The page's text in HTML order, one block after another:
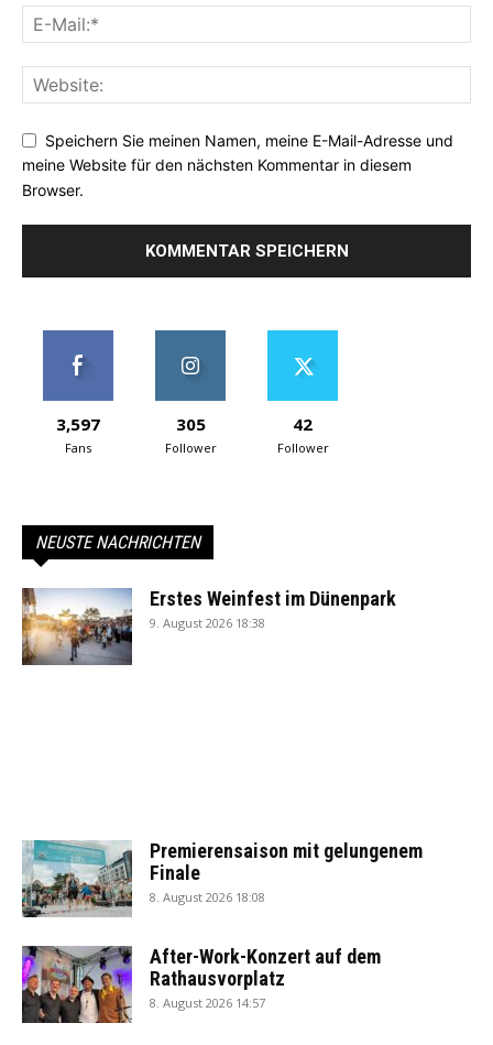
Speichern Sie meinen Namen, meine E-Mail-Adresse und
meine Website für den nächsten Kommentar in diesem
Browser.
3,597
Fans
305
Follower
42
Follower
NEUSTE NACHRICHTEN
Erstes Weinfest im Dünenpark
9. August 2026 18:38
Premierensaison mit gelungenem
Finale
8. August 2026 18:08
After-Work-Konzert auf dem
Rathausvorplatz
8. August 2026 14:57